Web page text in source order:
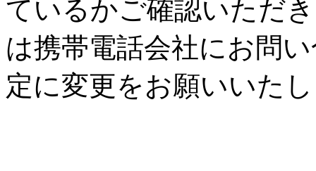
ているかご確認いただ
は携帯電話会社にお問
定に変更をお願いいた